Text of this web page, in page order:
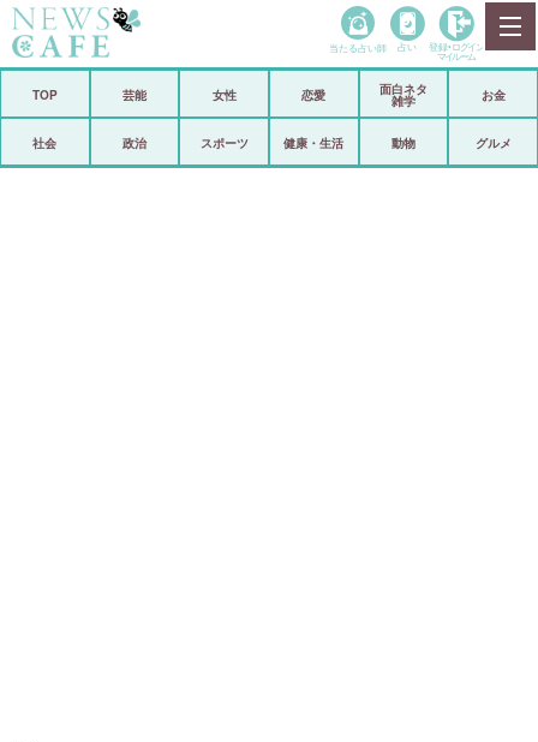
政治
当たる占い師 占い 登録• ログイン
マイルーム
TOP 芸能 女性 恋愛
面白ネタ
雑学
お金
社会 政治 スポーツ 健康・生活 動物 グルメ